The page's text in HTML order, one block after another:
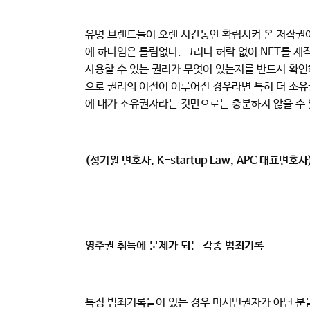
유명 브랜드들이 오랜 시간동안 확립시켜 온 저작
에 하나임은 틀림없다. 그러나 허락 없이 NFT를 제
사용할 수 있는 권리가 무엇이 있는지를 반드시 확
으로 권리의 이전이 이루어진 경우라면 특히 더 소
에 내가 소유권자라는 것만으로는 충분하지 않을
(성기원 변호사, K-startup Law, APC 대표변호
영주권 취득에 문제가 되는 각종 범죄기록
특정 범죄기록들이 있는 경우 미시민권자가 아닌